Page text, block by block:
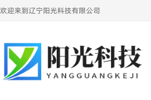
欢迎来到辽宁阳光科技有限公司